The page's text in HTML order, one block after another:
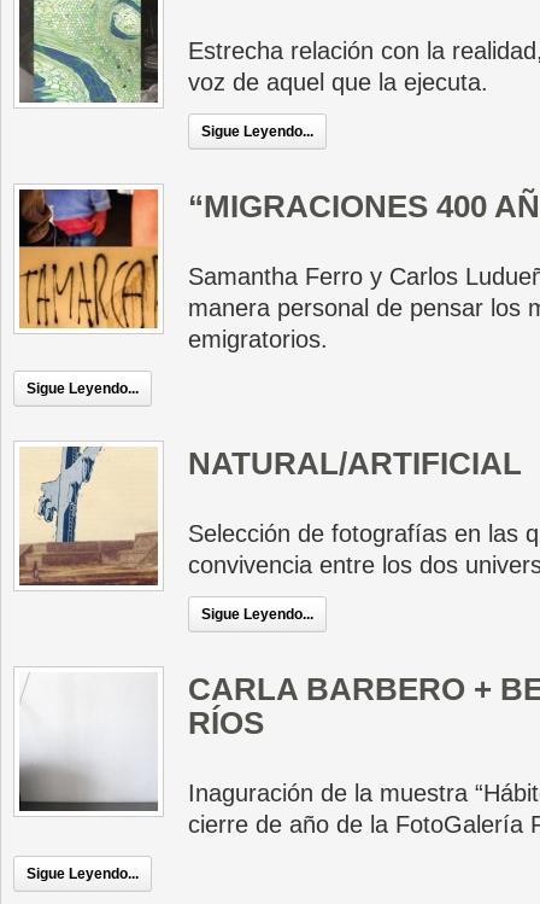
Estrecha relación con la
voz de aquel que la ejecuta.
Sigue Leyendo...
“MIGRACIONES 400
Samantha Ferro y Carlos
manera personal de pensar los
emigratorios.
Sigue Leyendo...
NATURAL/ARTIFICIAL
Selección de fotografías en las
convivencia entre los dos
Sigue Leyendo...
CARLA BARBERO +
RÍOS
Inaguración de la muestra
cierre de año de la FotoGalería
Sigue Leyendo...